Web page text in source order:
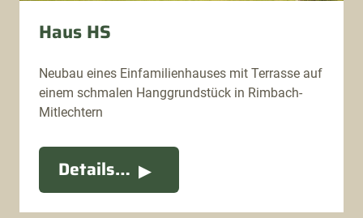
Haus HS
Neubau eines Einfamilienhauses mit Terrasse auf
einem schmalen Hanggrundstück in Rimbach-
Mitlechtern
Details…